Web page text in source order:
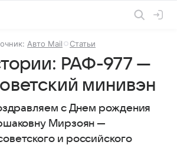
Авто Mail Статьи
РАФ-977 —
минивэн
с Днем рождения
Мирзоян —
и российского